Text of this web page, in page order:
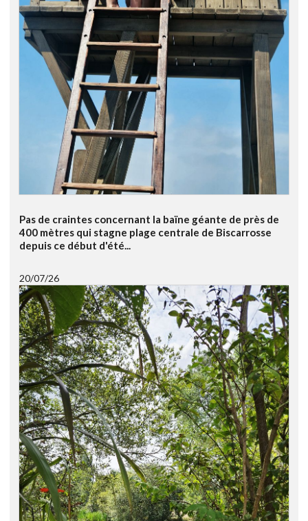
Pas de craintes concernant la baïne géante de près de
400 mètres qui stagne plage centrale de Biscarrosse
depuis ce début d'été...
20/07/26